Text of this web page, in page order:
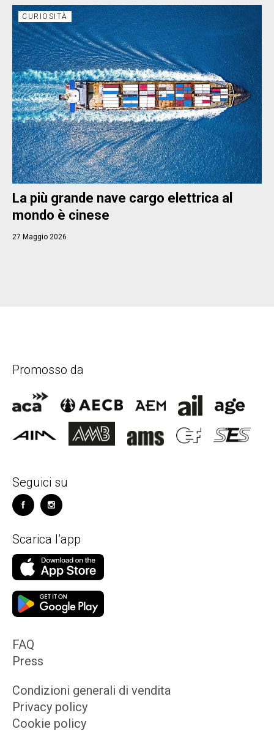
CURIOSITÀ
La più grande nave cargo elettrica al
mondo è cinese
27 Maggio 2026
Promosso da
Seguici su
Scarica l’app
FAQ
Press
Condizioni generali di vendita
Privacy policy
Cookie policy